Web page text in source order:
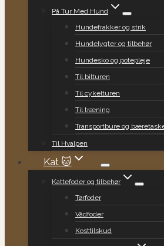
På Tur Med Hund
Hundefrakker og strik
Hundelygter og tilbehør
Hundesko og potepleje
Til bilturen
Til cykelturen
Til træning
Transportbure og
Til Hvalpen
Kat 🐱
Kattefoder og tilbehør
Tørfoder
Vådfoder
Kosttilskud